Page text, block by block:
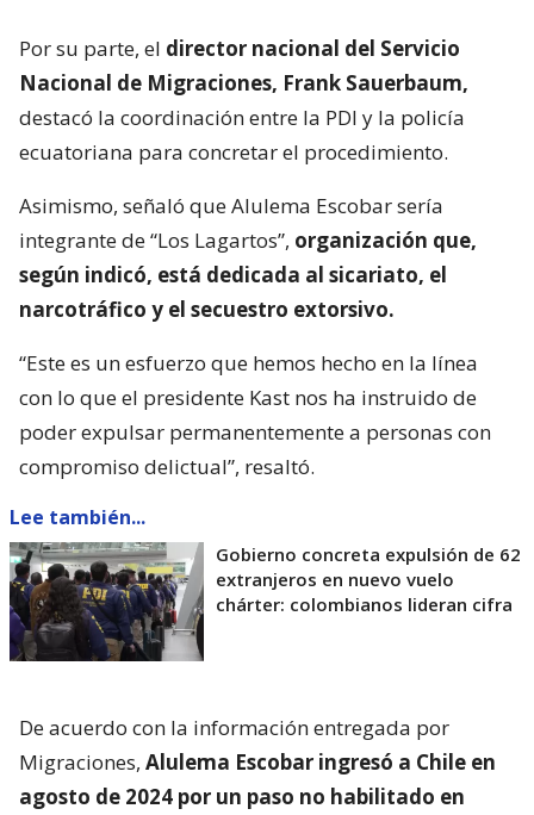
Por su parte, el director nacional del Servicio
Nacional de Migraciones, Frank Sauerbaum,
destacó la coordinación entre la PDI y la policía
ecuatoriana para concretar el procedimiento.
Asimismo, señaló que Alulema Escobar sería
integrante de “Los Lagartos”, organización que,
según indicó, está dedicada al sicariato, el
narcotráfico y el secuestro extorsivo.
“Este es un esfuerzo que hemos hecho en la línea
con lo que el presidente Kast nos ha instruido de
poder expulsar permanentemente a personas con
compromiso delictual”, resaltó.
Lee también...
Gobierno concreta expulsión de 62
extranjeros en nuevo vuelo
chárter: colombianos lideran cifra
De acuerdo con la información entregada por
Migraciones, Alulema Escobar ingresó a Chile en
agosto de 2024 por un paso no habilitado en